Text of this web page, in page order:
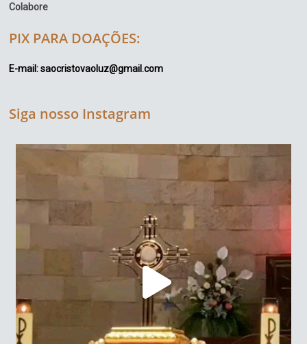
Colabore
PIX PARA DOAÇÕES:
E-mail: saocristovaoluz@gmail.com
Siga nosso Instagram